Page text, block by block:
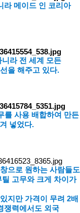
라 메이드 인 코리아
라 전 세계 모든
을 해주고 있다.
를 사용 배합하여 만든
넣었다.
으로 원하는 사람들도
고무와 크게 차이가
지만 가격이 무려 2배
쟁력에서도 외국